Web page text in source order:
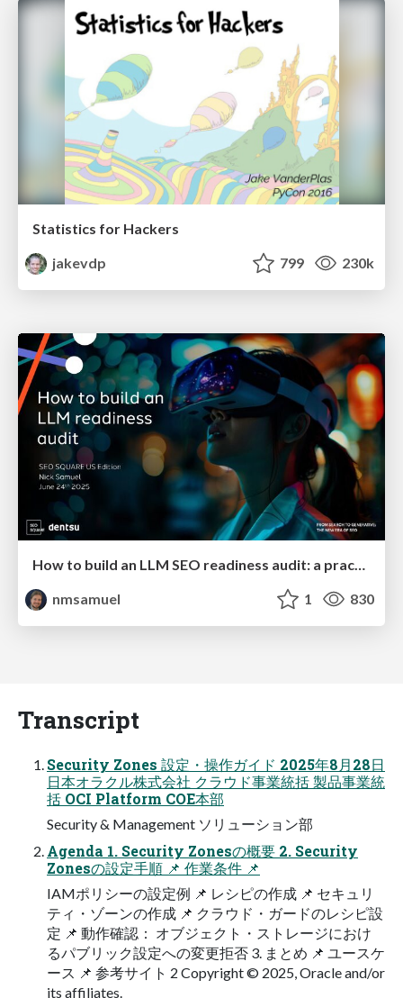
Statistics for Hackers
jakevdp
799 230k
nmsamuel
1 830
Transcript
Security Zones 設定・操作ガイド 2025年8月28日
日本オラクル株式会社 クラウド事業統括 製品事業統
括 OCI Platform COE本部
Security & Management ソリューション部
Agenda 1. Security Zonesの概要 2. Security
Zonesの設定手順 📌 作業条件 📌
IAMポリシーの設定例 📌 レシピの作成 📌 セキュリ
ティ・ゾーンの作成 📌 クラウド・ガードのレシピ設
定 📌 動作確認： オブジェクト・ストレージにおけ
るパブリック設定への変更拒否 3. まとめ 📌 ユースケ
ース 📌 参考サイト 2 Copyright © 2025, Oracle and/or
its affiliates.